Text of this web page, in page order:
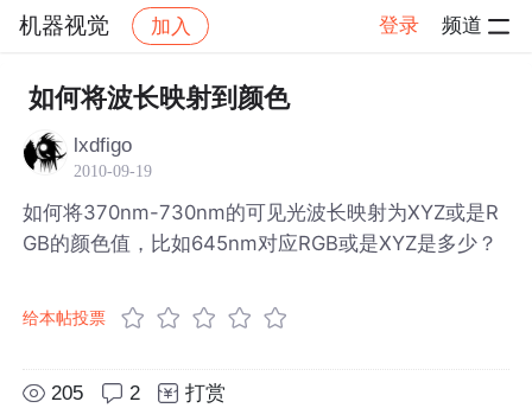
机器视觉 加入 登录 频道
社区 机器视觉 帖子详情
如何将波长映射到颜色
lxdfigo
2010-09-19
如何将370nm-730nm的可见光波长映射为XYZ或是R
GB的颜色值，比如645nm对应RGB或是XYZ是多少？
给本帖投票
205 2 打赏